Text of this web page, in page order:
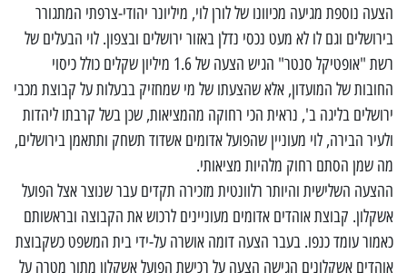
הצעה נוספת מגיעה מכיוונו של לורן לוי, מיליונר יהודי-צרפתי המתגורר
בירושלים וגם לו לא מעט נכסי נדלן באזור ירושלים ובצפון. לוי הבעלים של
רשת "אופטיקל סנטר" הגיש הצעה של 1.6 מיליון שקלים כולל כיסוי
החובות של המועדון, אלא שהצעתו של מי שמחזיק בבעלות על קבוצת מכבי
ירושלים בליגה ב', נראית הכי רחוקה מהמציאות, שכן בשל קרבתו ליהדות
ולעיר הבירה, לוי מעוניין שהפועל אדומים אשדוד תשחק ותתאמן בירושלים,
מה שמן הסתם רחוק מלהיות מציאותי.
ההצעה השלישית והיותר רלוונטית מזכירה תקדים עבר שנוצר אצל הפועל
אשקלון. קבוצת אוהדים אדומים מעוניינים לרכוש את הקבוצה ובראשותם
כאמור עומד כנפו. בעבר הצעה דומה אושרה על-ידי בית המשפט כשקבוצת
אוהדים אשקלונים הגישה הצעה על רכישת הפועל אשקלון מתוך מטרה על